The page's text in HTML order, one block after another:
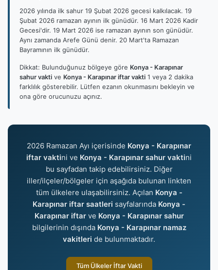
2026 yılında ilk sahur 19 Şubat 2026 gecesi kalkılacak. 19
Şubat 2026 ramazan ayının ilk günüdür. 16 Mart 2026 Kadir
Gecesi'dir. 19 Mart 2026 ise ramazan ayının son günüdür.
Aynı zamanda Arefe Günü denir. 20 Mart'ta Ramazan
Bayramının ilk günüdür.
Dikkat: Bulunduğunuz bölgeye göre Konya - Karapınar
sahur vakti ve Konya - Karapınar iftar vakti 1 veya 2 dakika
farklılık gösterebilir. Lütfen ezanın okunmasını bekleyin ve
ona göre orucunuzu açınız.
2026 Ramazan Ayı içerisinde Konya - Karapınar
iftar vaktini ve Konya - Karapınar sahur vaktini
bu sayfadan takip edebilirsiniz. Diğer
iller/ilçeler/bölgeler için aşağıda bulunan linkten
tüm ülkelere ulaşabilirsiniz. Açılan Konya -
Karapınar iftar saatleri sayfalarında Konya -
Karapınar iftarve Konya - Karapınar sahur
bilgilerinin dışında Konya - Karapınar namaz
vakitleri de bulunmaktadır.
Tüm Ülkeler İftar Vakti